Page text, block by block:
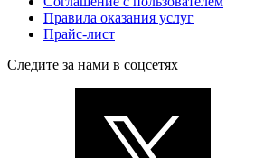
Правила оказания услуг
Прайс-лист
Следите за нами в соцсетях